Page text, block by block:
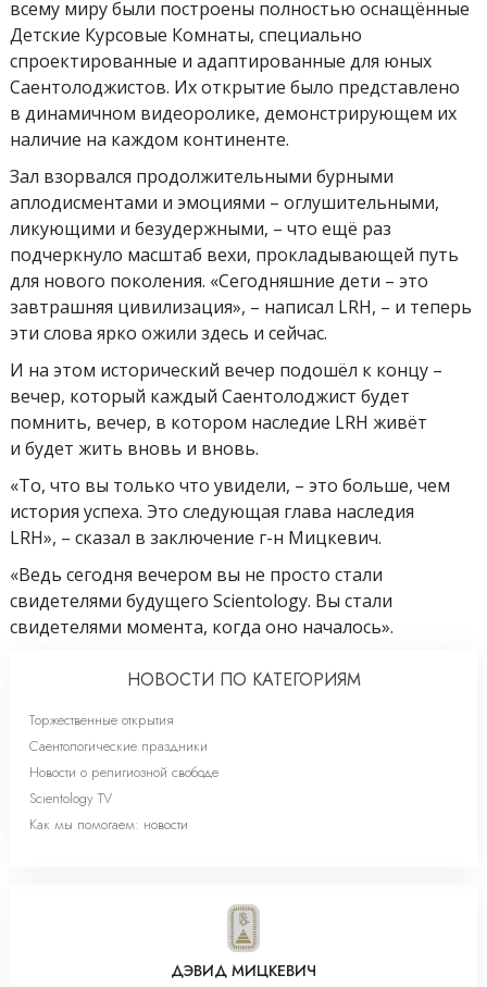
всему миру были построены полностью оснащённые
Детские Курсовые Комнаты, специально
спроектированные и адаптированные для юных
Саентолоджистов. Их открытие было представлено
в динамичном видеоролике, демонстрирующем их
наличие на каждом континенте.
Зал взорвался продолжительными бурными
аплодисментами и эмоциями – оглушительными,
ликующими и безудержными, – что ещё раз
подчеркнуло масштаб вехи, прокладывающей путь
для нового поколения. «Сегодняшние дети – это
завтрашняя цивилизация», – написал LRH, – и теперь
эти слова ярко ожили здесь и сейчас.
И на этом исторический вечер подошёл к концу –
вечер, который каждый Саентолоджист будет
помнить, вечер, в котором наследие LRH живёт
и будет жить вновь и вновь.
«То, что вы только что увидели, – это больше, чем
история успеха. Это следующая глава наследия
LRH», – сказал в заключение г-н Мицкевич.
«Ведь сегодня вечером вы не просто стали
свидетелями будущего Scientology. Вы стали
свидетелями момента, когда оно началось».
НОВОСТИ ПО КАТЕГОРИЯМ
Торжественные открытия
Саентологические праздники
Новости о религиозной свободе
Scientology TV
Как мы помогаем: новости
ДЭВИД МИЦКЕВИЧ